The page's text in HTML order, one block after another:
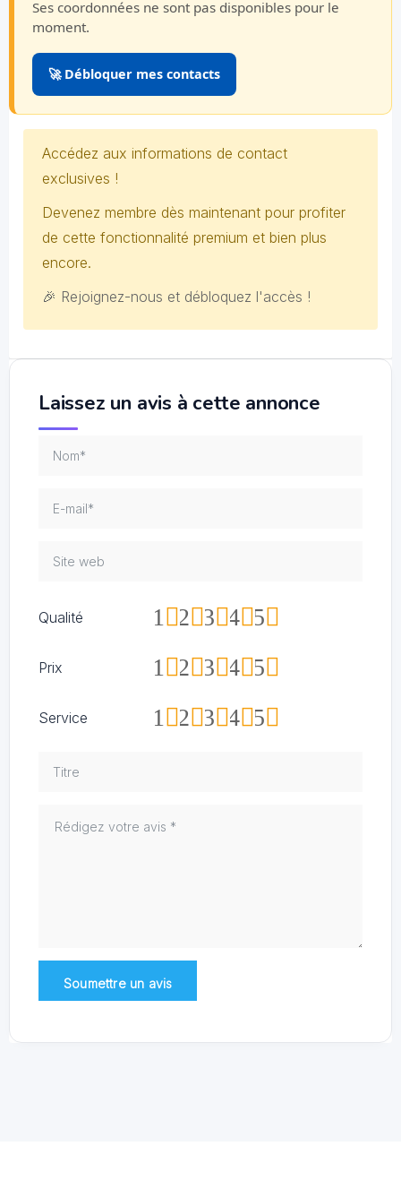
Ses coordonnées ne sont pas disponibles pour le
moment.
🚀 Débloquer mes contacts
Accédez aux informations de contact
exclusives !
Devenez membre dès maintenant pour profiter
de cette fonctionnalité premium et bien plus
encore.
🎉 Rejoignez-nous et débloquez l'accès !
Laissez un avis à cette annonce
Qualité 5
4
3
2
1
Prix 5
4
3
2
1
Service 5
4
3
2
1